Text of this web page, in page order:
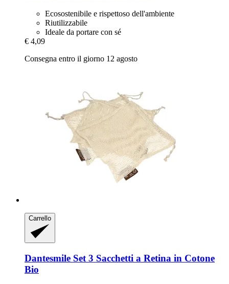
Ecosostenibile e rispettoso dell'ambiente
Riutilizzabile
Ideale da portare con sé
€ 4,09
Consegna entro il giorno 12 agosto
Carrello
Dantesmile Set 3 Sacchetti a Retina in Cotone
Bio